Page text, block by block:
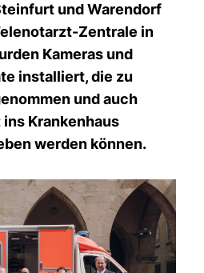
und Warendorf
Zentrale in
Kameras und
installiert, die zu
und auch
Krankenhaus
werden können.